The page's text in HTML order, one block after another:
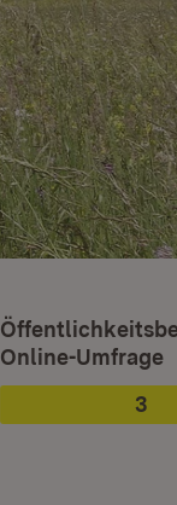
3
:
Online-Umfrage